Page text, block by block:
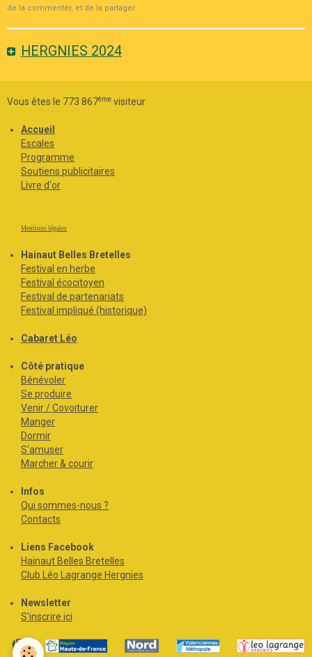
de la commenter, et de la partager.
HERGNIES 2024
Vous êtes le 773 867ème visiteur
Accueil
Escales
Programme
Soutiens publicitaires
Livre d'or
Mentions légales
Hainaut Belles Bretelles
Festival en herbe
Festival écocitoyen
Festival de partenariats
Festival impliqué (historique)
Cabaret Léo
Côté pratique
Bénévoler
Se produire
Venir / Covoiturer
Manger
Dormir
S'amuser
Marcher & courir
Infos
Qui sommes-nous ?
Contacts
Liens Facebook
Hainaut Belles Bretelles
Club Léo Lagrange Hergnies
Newsletter
S'inscrire ici